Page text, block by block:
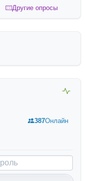
Другие опросы
387Онлайн